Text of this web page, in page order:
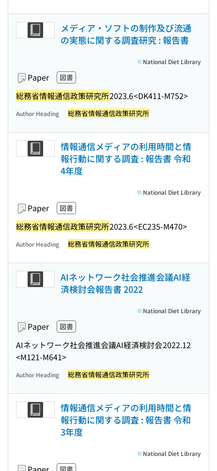
メディア・ソフトの制作及び流通
の実態に関する調査研究 : 報告書
Paper 図書
総務省情報通信政策研究所2023.6<DK411-M752>
National Diet Library
Author Heading 総務省情報通信政策研究所
情報通信メディアの利用時間と情
報行動に関する調査 : 報告書 令和
4年度
Paper 図書
総務省情報通信政策研究所2023.6<EC235-M470>
National Diet Library
Author Heading 総務省情報通信政策研究所
AIネットワーク社会推進会議AI経
済検討会報告書 2022
Paper 図書
AIネットワーク社会推進会議AI経済検討会2022.12
<M121-M641>
National Diet Library
Author Heading 総務省情報通信政策研究所
情報通信メディアの利用時間と情
報行動に関する調査 : 報告書 令和
3年度
図書
National Diet Library